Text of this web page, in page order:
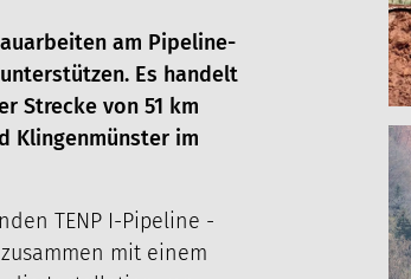
am Pipeline-
Es handelt
Strecke von 51 km
Klingenmünster im
TENP I-Pipeline -
mit einem